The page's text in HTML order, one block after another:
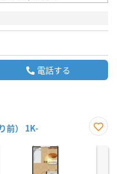
電話する
前） 1K-
に入